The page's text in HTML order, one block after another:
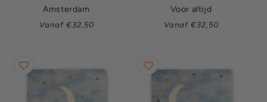
Amsterdam
Normale
Vanaf €32,50
Voor altijd
Normale
Vanaf €32,50